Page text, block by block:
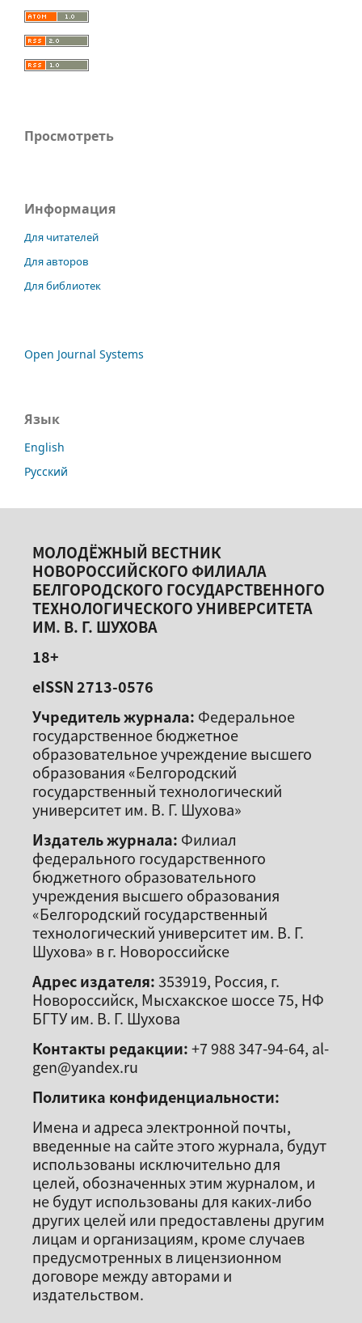
Просмотреть
Информация
Для читателей
Для авторов
Для библиотек
Open Journal Systems
Язык
English
Русский
МОЛОДЁЖНЫЙ ВЕСТНИК
НОВОРОССИЙСКОГО ФИЛИАЛА
БЕЛГОРОДСКОГО ГОСУДАРСТВЕННОГО
ТЕХНОЛОГИЧЕСКОГО УНИВЕРСИТЕТА
ИМ. В. Г. ШУХОВА
18+
eISSN 2713-0576
Учредитель журнала: Федеральное
государственное бюджетное
образовательное учреждение высшего
образования «Белгородский
государственный технологический
университет им. В. Г. Шухова»
Издатель журнала: Филиал
федерального государственного
бюджетного образовательного
учреждения высшего образования
«Белгородский государственный
технологический университет им. В. Г.
Шухова» в г. Новороссийске
Адрес издателя:353919, Россия, г.
Новороссийск, Мысхакское шоссе 75, НФ
БГТУ им. В. Г. Шухова
Контакты редакции:+7 988 347-94-64, al-
gen@yandex.ru
Политика конфиденциальности:
Имена и адреса электронной почты,
введенные на сайте этого журнала, будут
использованы исключительно для
целей, обозначенных этим журналом, и
не будут использованы для каких-либо
других целей или предоставлены другим
лицам и организациям, кроме случаев
предусмотренных в лицензионном
договоре между авторами и
издательством.